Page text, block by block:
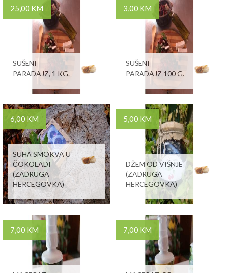
25,00 KM
SUŠENI
PARADAJZ, 1 KG.
3,00 KM
SUŠENI
PARADAJZ 100 G.
6,00 KM
SUHA SMOKVA U
ČOKOLADI
(ZADRUGA
HERCEGOVKA)
5,00 KM
DŽEM OD VIŠNJE
(ZADRUGA
HERCEGOVKA)
7,00 KM 7,00 KM